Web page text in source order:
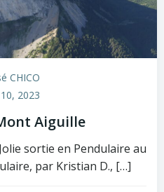
CHICO
2023
Aiguille
sortie en Pendulaire au
par Kristian D., […]